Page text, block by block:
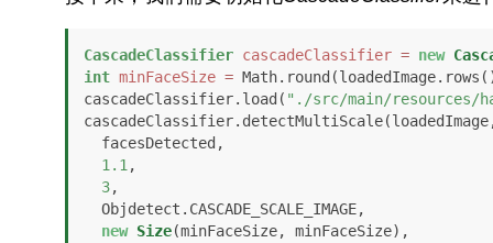
CascadeClassifier cascadeClassifier = new
int minFaceSize =
cascadeClassifier.load( "./src/main/resources/
1.1 ,
3,
new Size(minFaceSize, minFaceSize),